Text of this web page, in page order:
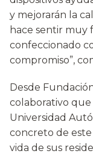
y mejorarán la
hace sentir muy
confeccionado
compromiso”,
Desde
colaborativo que
Universidad
concreto de este
vida de sus